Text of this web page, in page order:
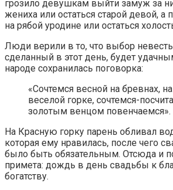
грозило девушкам выйти замуж за
жениха или остаться старой девой,
на рябой уродине или остаться
Люди верили в то, что выбор
сделанный в этот день, будет
народе сохранилась поговорка:
«Сочтемся весной на бревнах,
веселой горке, сочтемся-
золотым венцом повенчаемся».
На Красную горку парень обливал
которая ему нравилась, после чего
было быть обязательным. Отсюда и
примета: дождь в день свадьбы к
богатству.